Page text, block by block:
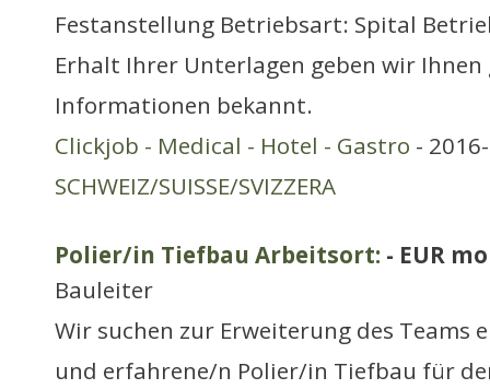
Festanstellung Betriebsart: Spital
Erhalt Ihrer Unterlagen geben wir Ihnen
Informationen bekannt.
Clickjob - Medical - Hotel - Gastro -
SCHWEIZ/SUISSE/SVIZZERA
Polier/in Tiefbau Arbeitsort: - EUR
Bauleiter
Wir suchen zur Erweiterung des Teams
und erfahrene/n Polier/in Tiefbau für